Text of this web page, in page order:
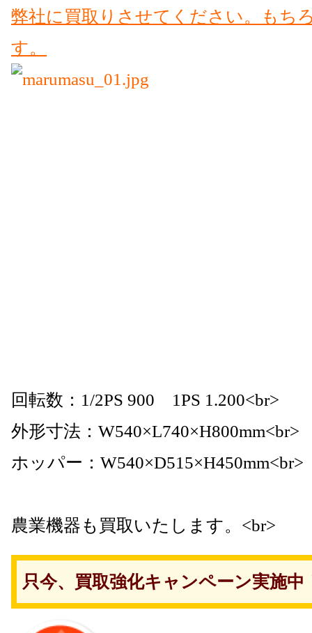
回転数：1/2PS 900 1PS 1.200<br>
外形寸法：W540×L740×H800mm<br>
ホッパー：W540×D515×H450mm<br>
農業機器も買取いたします。<br>
只今、買取強化キャンペーン実施中